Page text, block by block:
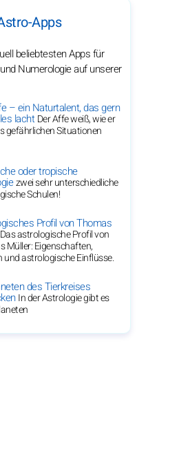
Apps
beliebtesten Apps für
Numerologie auf unserer
– ein Naturtalent, das gern
lachtDer Affe weiß, wie er
gefährlichen Situationen
oder tropische
zwei sehr unterschiedliche
Schulen!
Profil von Thomas
Das astrologische Profil von
Müller: Eigenschaften,
und astrologische Einflüsse.
des Tierkreises
In der Astrologie gibt es